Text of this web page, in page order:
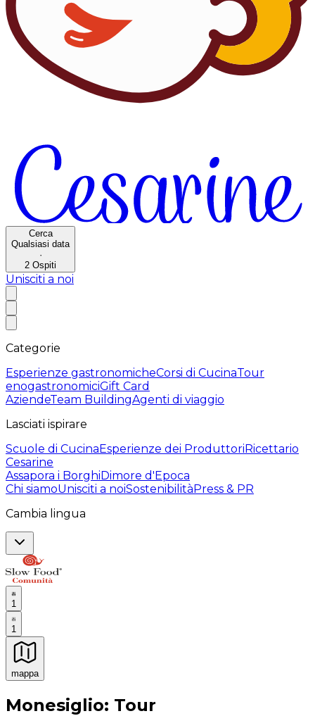
Cerca
Qualsiasi data
·
2 Ospiti
Unisciti a noi
Categorie
Esperienze gastronomicheCorsi di CucinaTour
enogastronomiciGift Card
AziendeTeam BuildingAgenti di viaggio
Lasciati ispirare
Scuole di CucinaEsperienze dei ProduttoriRicettario
Cesarine
Assapora i BorghiDimore d'Epoca
Chi siamoUnisciti a noiSostenibilitàPress & PR
Cambia lingua
1
1
mappa
Esperienze culinarie indimenticabili: Esperienze
Monesiglio: Tour